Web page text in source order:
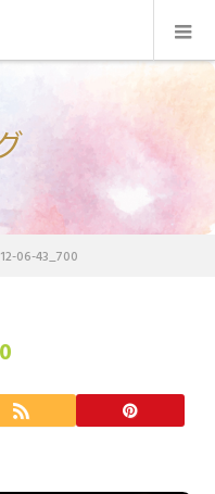
06-43_700